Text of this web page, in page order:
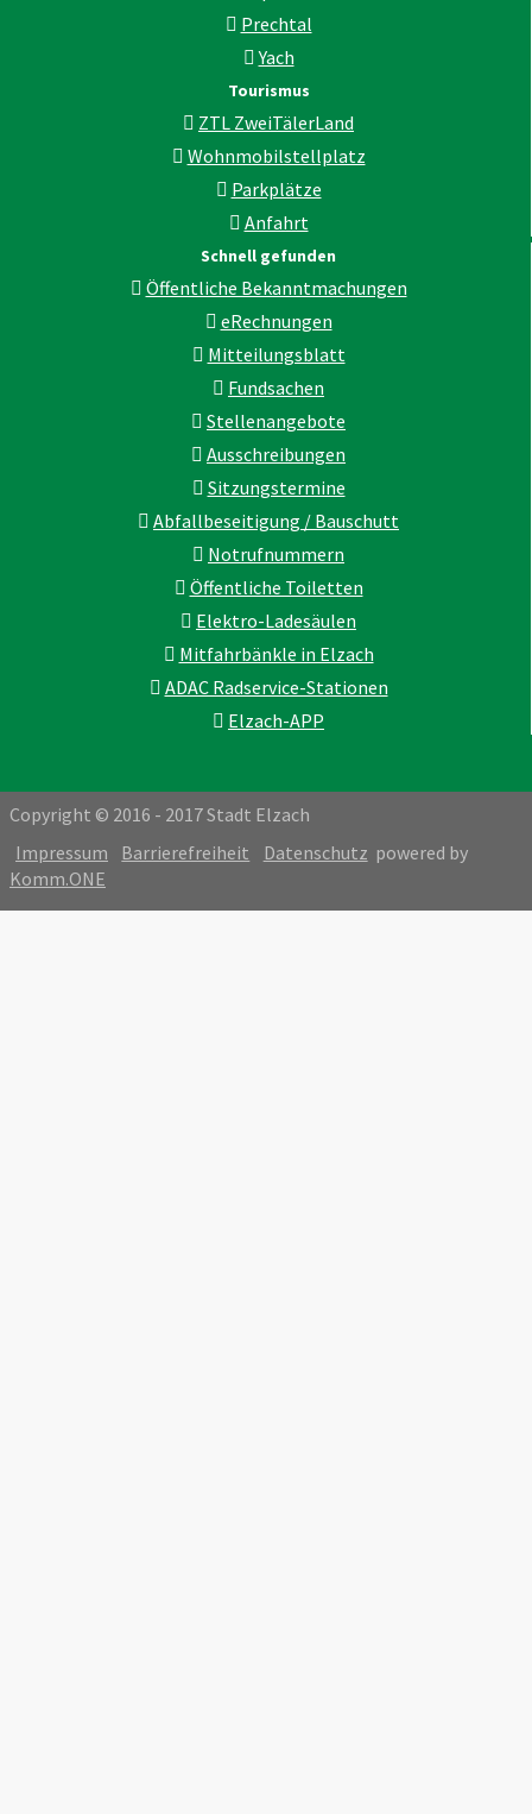
Prechtal
Yach
Tourismus
ZTL ZweiTälerLand
Wohnmobilstellplatz
Parkplätze
Anfahrt
Schnell gefunden
Öffentliche Bekanntmachungen
eRechnungen
Mitteilungsblatt
Fundsachen
Stellenangebote
Ausschreibungen
Sitzungstermine
Abfallbeseitigung / Bauschutt
Notrufnummern
Öffentliche Toiletten
Elektro-Ladesäulen
Mitfahrbänkle in Elzach
ADAC Radservice-Stationen
Elzach-APP
Copyright © 2016 - 2017 Stadt Elzach
Impressum
Barrierefreiheit Datenschutz powered by
Komm.ONE